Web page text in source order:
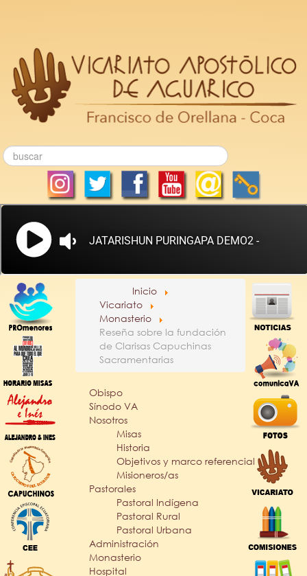
Inicio
Vicariato
Monasterio
Reseña sobre la fundación
de Clarisas Capuchinas
Sacramentarias
Obispo
Sínodo VA
Nosotros
Misas
Historia
Objetivos y marco referencial
Misioneros/as
Pastorales
Pastoral Indígena
Pastoral Rural
Pastoral Urbana
Administración
Monasterio
Hospital